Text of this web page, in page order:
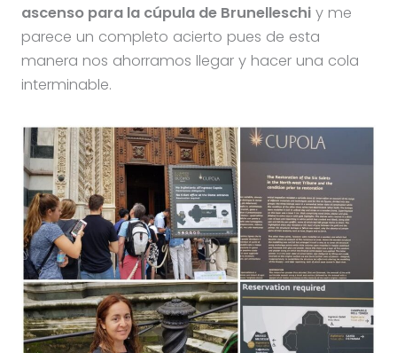
ascenso para la cúpula de Brunelleschiy me
parece un completo acierto pues de esta
manera nos ahorramos llegar y hacer una cola
interminable.